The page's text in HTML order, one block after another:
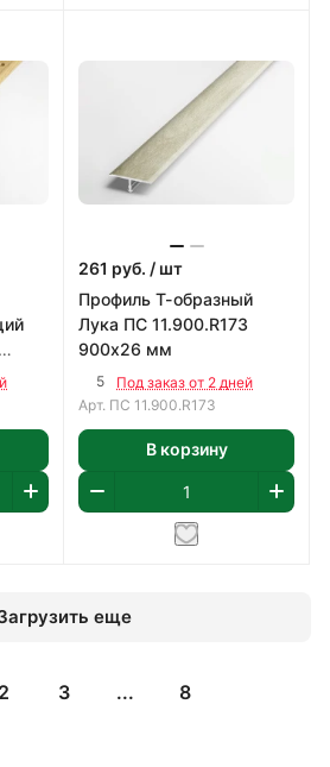
261 руб. / шт
Профиль Т-образный
Лука ПС 11.900.R173
900х26 мм
5
Под заказ от 2 дней
Арт. ПС 11.900.R173
В корзину
еще
2 3 ... 8